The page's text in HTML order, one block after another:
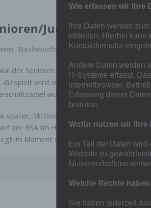
Junioren
, Nachwuchs News,Senioren, U19
der Senioren wurde ausgelost. Der
Gespielt wird auf dem Kunstrasenplatz 2
wurde von den Löwen mit 2:1
später, Mittwoch 29.10.25 um 19 Uhr, im
der BSA Im Holtkamp, Containerbau
im Moment den 7.Tabellenplatz.
Wie erfassen wir Ihre
Ihre Daten werden
mitteilen. Hierbei kann
Kontaktformular
Andere Daten werden
IT-Systeme erfasst.
Internetbrowser,
Erfassung dieser
betreten.
Wofür nutzen wir Ihre
Ein Teil der Daten
Website zu
Nutzerverhaltens
Welche Rechte
Sie haben jederzeit